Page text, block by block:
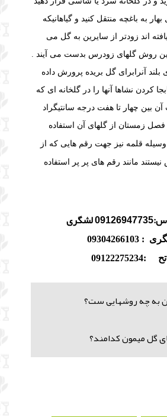
به باغچه منتقل کنید و گیاهانیکه
اند زودتر از سایرین به گل می
این روش گلهای زودرس بدست می آیند .
آنرابرای گل بریده پرورش داده
کردن نشاها آنها را در گلخانه ای که
بین چهار تا هفت درجه سانتیگراد
فصل زمستان از گلهای آن استفاده
قلمه نیز جهت رقم هایی که از
مانند رقم های پر پر استفاده
لشگری
09304266103
به چه روشهایی ست؟
گل میمون کدامند؟